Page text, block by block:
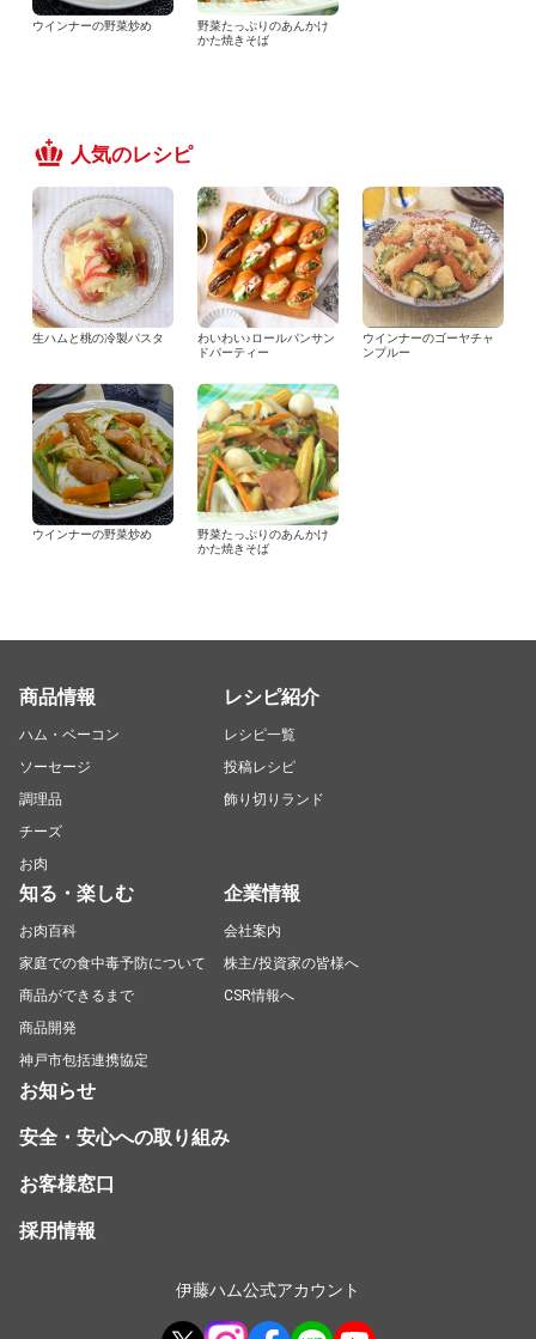
ウインナーの野菜炒め
野菜たっぷりのあんかけ
かた焼きそば
人気のレシピ
生ハムと桃の冷製パスタ
わいわい♪ロールパンサン
ドパーティー
ウインナーのゴーヤチャ
ンプルー
ウインナーの野菜炒め
野菜たっぷりのあんかけ
かた焼きそば
商品情報
ハム・ベーコン
ソーセージ
調理品
チーズ
お肉
レシピ紹介
レシピ一覧
投稿レシピ
飾り切りランド
知る・楽しむ
お肉百科
家庭での食中毒予防について
商品ができるまで
商品開発
神戸市包括連携協定
企業情報
会社案内
株主/投資家の皆様へ
CSR情報へ
お知らせ
安全・安心への取り組み
お客様窓口
採用情報
伊藤ハム公式アカウント